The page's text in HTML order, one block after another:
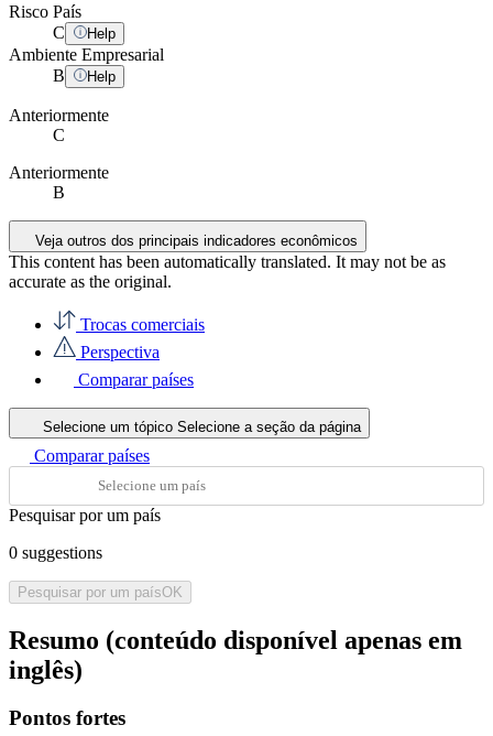
Risco País
C
Help
Ambiente Empresarial
B
Help
Anteriormente
C
Anteriormente
B
Veja outros dos principais indicadores econômicos
This content has been automatically translated. It may not be as
accurate as the original.
Trocas comerciais
Perspectiva
Comparar países
Selecione um tópico Selecione a seção da página
Comparar países
Pesquisar por um país
0 suggestions
Pesquisar por um paísOK
Resumo (conteúdo disponível apenas em
inglês)
Pontos fortes